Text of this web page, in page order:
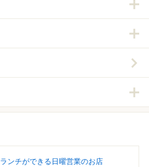
ランチができる日曜営業のお店